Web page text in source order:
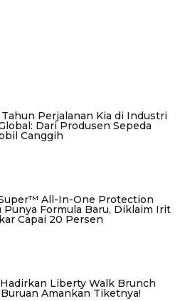
Perjalanan Kia di Industri
Dari Produsen Sepeda
Canggih
All-In-One Protection
Punya Formula Baru, Diklaim Irit
Capai 20 Persen
Liberty Walk Brunch
Amankan Tiketnya!